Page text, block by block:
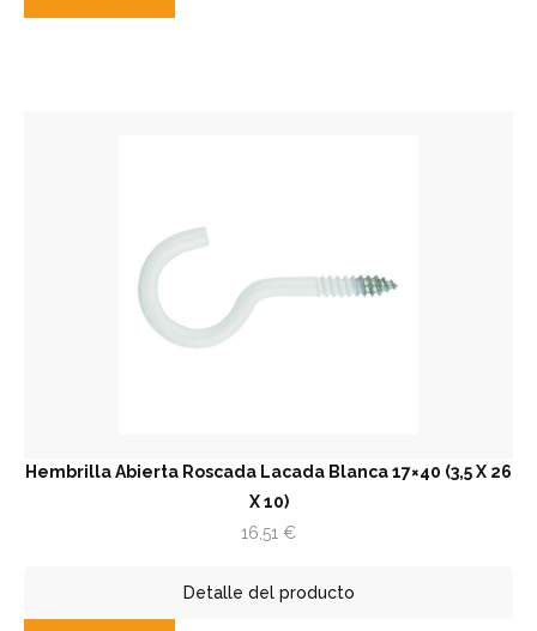
Hembrilla Abierta Roscada Lacada Blanca 17×40 (3,5 X 26
X 10)
16,51 €
Detalle del producto